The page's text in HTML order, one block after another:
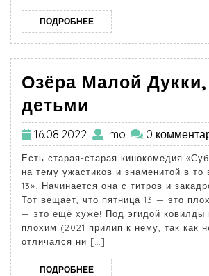
ПОДРОБНЕЕ
Озёра Малой
детьми
16.08.2022 mo 0
Есть старая-старая кинокомедия
на тему ужастиков и знаменитой в то
13». Начинается она с титров и
Тот вещает, что пятница 13 — это
— это ещё хуже! Под эгидой ковилды
плохим (2021 прилип к нему, так как
отличался ни […]
ПОДРОБНЕЕ